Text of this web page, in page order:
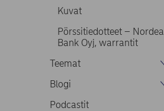
Kuvat
Pörssitiedotteet – Nordea
Bank Oyj, warrantit
Teemat
Blogi
Podcastit